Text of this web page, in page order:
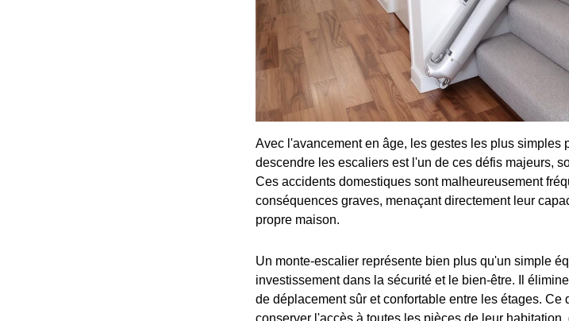
Avec l'avancement en âge, les gestes les plus simples
descendre les escaliers est l'un de ces défis majeurs,
Ces accidents domestiques sont malheureusement
conséquences graves, menaçant directement leur
propre maison.
Un monte-escalier représente bien plus qu'un simple
investissement dans la sécurité et le bien-être. Il
de déplacement sûr et confortable entre les étages.